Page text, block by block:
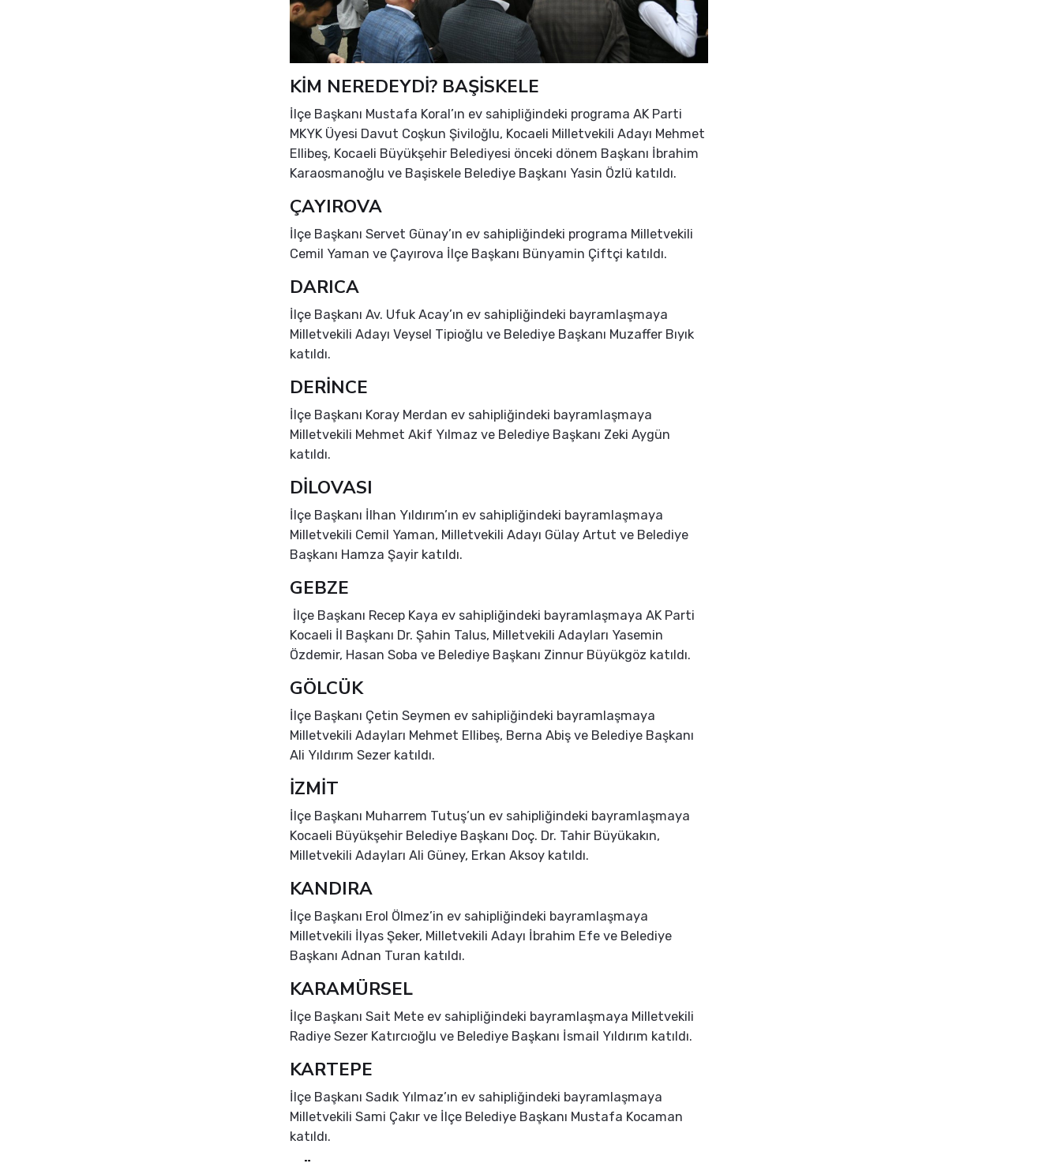
KİM NEREDEYDİ? BAŞİSKELE
İlçe Başkanı Mustafa Koral’ın ev sahipliğindeki programa AK Parti
MKYK Üyesi Davut Coşkun Şiviloğlu, Kocaeli Milletvekili Adayı Mehmet
Ellibeş, Kocaeli Büyükşehir Belediyesi önceki dönem Başkanı İbrahim
Karaosmanoğlu ve Başiskele Belediye Başkanı Yasin Özlü katıldı.
ÇAYIROVA
İlçe Başkanı Servet Günay’ın ev sahipliğindeki programa Milletvekili
Cemil Yaman ve Çayırova İlçe Başkanı Bünyamin Çiftçi katıldı.
DARICA
İlçe Başkanı Av. Ufuk Acay’ın ev sahipliğindeki bayramlaşmaya
Milletvekili Adayı Veysel Tipioğlu ve Belediye Başkanı Muzaffer Bıyık
katıldı.
DERİNCE
İlçe Başkanı Koray Merdan ev sahipliğindeki bayramlaşmaya
Milletvekili Mehmet Akif Yılmaz ve Belediye Başkanı Zeki Aygün
katıldı.
DİLOVASI
İlçe Başkanı İlhan Yıldırım’ın ev sahipliğindeki bayramlaşmaya
Milletvekili Cemil Yaman, Milletvekili Adayı Gülay Artut ve Belediye
Başkanı Hamza Şayir katıldı.
GEBZE
İlçe Başkanı Recep Kaya ev sahipliğindeki bayramlaşmaya AK Parti
Kocaeli İl Başkanı Dr. Şahin Talus, Milletvekili Adayları Yasemin
Özdemir, Hasan Soba ve Belediye Başkanı Zinnur Büyükgöz katıldı.
GÖLCÜK
İlçe Başkanı Çetin Seymen ev sahipliğindeki bayramlaşmaya
Milletvekili Adayları Mehmet Ellibeş, Berna Abiş ve Belediye Başkanı
Ali Yıldırım Sezer katıldı.
İZMİT
İlçe Başkanı Muharrem Tutuş’un ev sahipliğindeki bayramlaşmaya
Kocaeli Büyükşehir Belediye Başkanı Doç. Dr. Tahir Büyükakın,
Milletvekili Adayları Ali Güney, Erkan Aksoy katıldı.
KANDIRA
İlçe Başkanı Erol Ölmez’in ev sahipliğindeki bayramlaşmaya
Milletvekili İlyas Şeker, Milletvekili Adayı İbrahim Efe ve Belediye
Başkanı Adnan Turan katıldı.
KARAMÜRSEL
İlçe Başkanı Sait Mete ev sahipliğindeki bayramlaşmaya Milletvekili
Radiye Sezer Katırcıoğlu ve Belediye Başkanı İsmail Yıldırım katıldı.
KARTEPE
İlçe Başkanı Sadık Yılmaz’ın ev sahipliğindeki bayramlaşmaya
Milletvekili Sami Çakır ve İlçe Belediye Başkanı Mustafa Kocaman
katıldı.